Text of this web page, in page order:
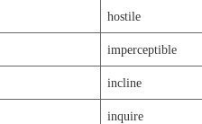
hostile
imperceptible
incline
inquire